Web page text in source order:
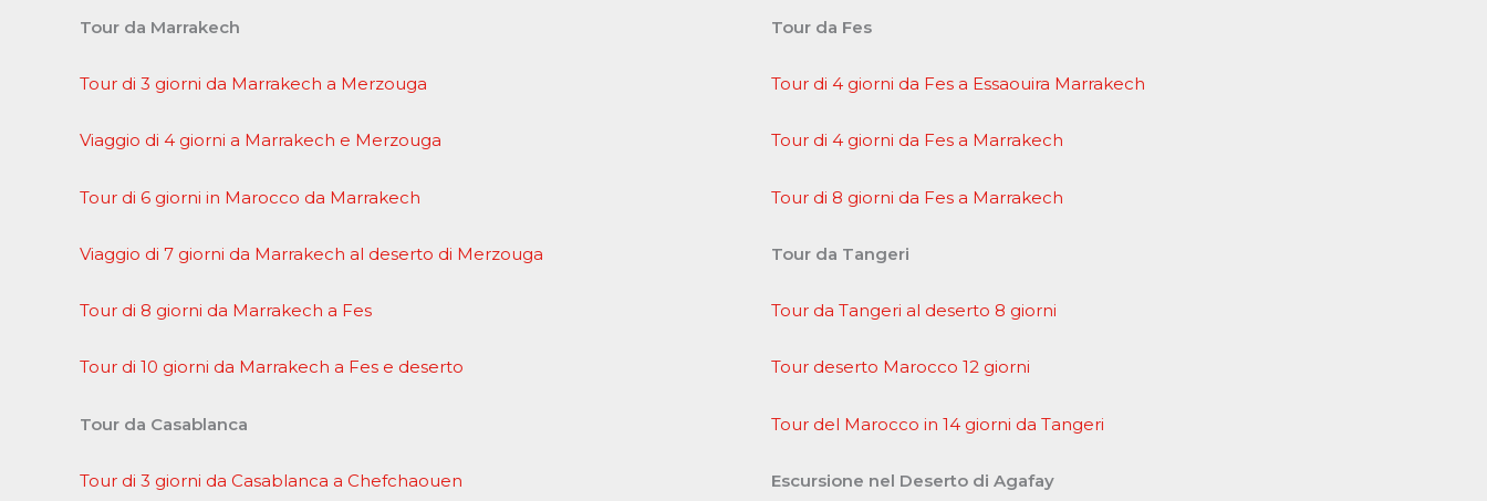
Tour da Marrakech
Tour di 3 giorni da Marrakech a Merzouga
Viaggio di 4 giorni a Marrakech e Merzouga
Tour di 6 giorni in Marocco da Marrakech
Viaggio di 7 giorni da Marrakech al deserto di Merzouga
Tour di 8 giorni da Marrakech a Fes
Tour di 10 giorni da Marrakech a Fes e deserto
Tour da Casablanca
Tour di 3 giorni da Casablanca a Chefchaouen
Tour da Fes
Tour di 4 giorni da Fes a Essaouira Marrakech
Tour di 4 giorni da Fes a Marrakech
Tour di 8 giorni da Fes a Marrakech
Tour da Tangeri
Tour da Tangeri al deserto 8 giorni
Tour deserto Marocco 12 giorni
Tour del Marocco in 14 giorni da Tangeri
Escursione nel Deserto di Agafay